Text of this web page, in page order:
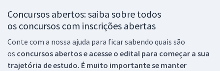
Concursos abertos: saiba sobre todos
os concursos com inscrições abertas
Conte com a nossa ajuda para ficar sabendo quais são
os concursos abertos e acesse o edital para começar a sua
trajetória de estudo. É muito importante se manter